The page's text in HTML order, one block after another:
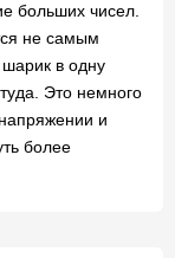
больших чисел.
не самым
в одну
Это немного
и
более